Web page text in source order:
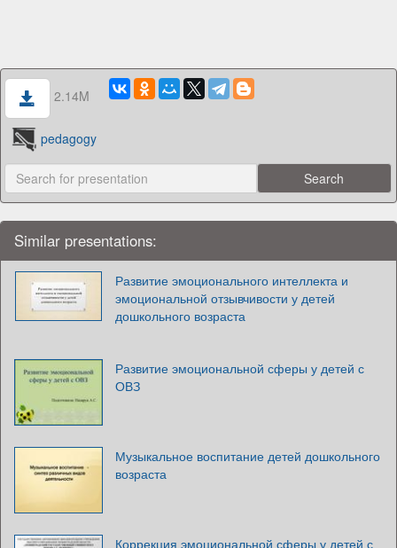
2.14M
pedagogy
Similar presentations:
Развитие эмоционального интеллекта и
эмоциональной отзывчивости у детей
дошкольного возраста
Развитие эмоциональной сферы у детей с
ОВЗ
Музыкальное воспитание детей дошкольного
возраста
Коррекция эмоциональной сферы у детей с